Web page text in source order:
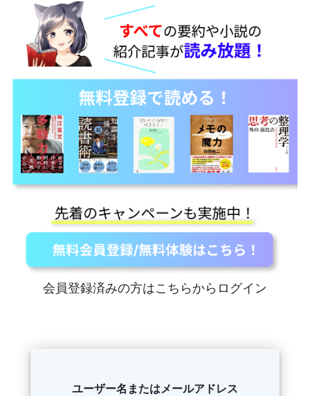
会員登録済みの方はこちらからログイン
ユーザー名またはメールアドレス